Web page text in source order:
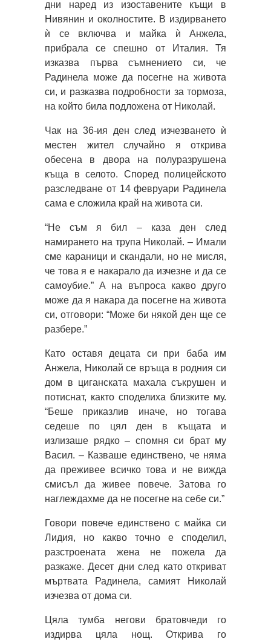
дни наред из изоставените къщи в
Нивянин и околностите. В издирването
ѝ се включва и майка ѝ Анжела,
прибрала се спешно от Италия. Тя
изказва първа съмнението си, че
Радинела може да посегне на живота
си, и разказва подробности за тормоза,
на който била подложена от Николай.
Чак на 36-ия ден след изчезването ѝ
местен жител случайно я открива
обесена в двора на полуразрушена
къща в селото. Според полицейското
разследване от 14 февруари Радинела
сама е сложила край на живота си.
“Не съм я бил – каза ден след
намирането на трупа Николай. – Имали
сме караници и скандали, но не мисля,
че това я е накарало да изчезне и да се
самоубие.” А на въпроса какво друго
може да я накара да посегне на живота
си, отговори: “Може би някой ден ще се
разбере.”
Като оставя децата си при баба им
Анжела, Николай се връща в родния си
дом в циганската махала съкрушен и
потиснат, както споделиха близките му.
“Беше приказлив иначе, но тогава
седеше по цял ден в къщата и
излизаше рядко – спомня си брат му
Васил. – Казваше единствено, че няма
да преживее всичко това и не вижда
смисъл да живее повече. Затова го
наглеждахме да не посегне на себе си.”
Говори повече единствено с майка си
Лидия, но какво точно е споделил,
разстроената жена не пожела да
разкаже. Десет дни след като откриват
мъртвата Радинела, самият Николай
изчезва от дома си.
Цяла тумба негови братовчеди го
издирва цяла нощ. Открива го